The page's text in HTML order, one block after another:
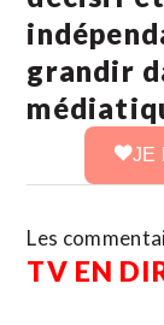
grandir
JE
Les
TV EN